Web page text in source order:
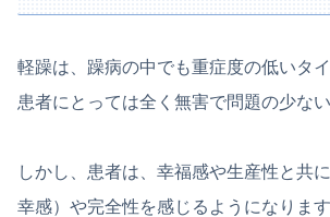
軽躁は、躁病の中でも重症度の低いタ
患者にとっては全く無害で問題の少ない
しかし、患者は、幸福感や生産性と共
幸感）や完全性を感じるようになります